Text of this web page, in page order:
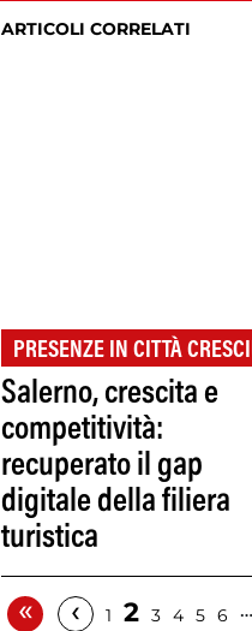
ARTICOLI CORRELATI
PRESENZE IN CITTÀ
Salerno, crescita e
competitività:
recuperato il gap
digitale della filiera
turistica
« ‹ 1 2 3 4 5 6 …